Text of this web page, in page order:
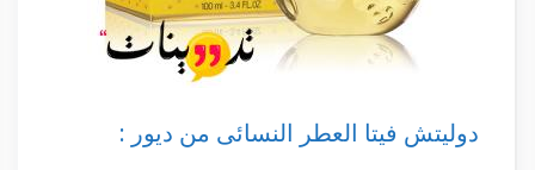
دوليتش فيتا العطر النسائى من ديور :